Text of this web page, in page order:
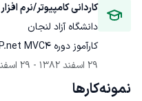
کاردانی کامپیوتر/نرم افزار
دانشگاه آزاد لنجان
کارآموز دوره ASP.net MVC4 به مدت کمتر از یک ماه
29 اسفند 1382
- 29 اسفند 1385
نمونه‌کارها